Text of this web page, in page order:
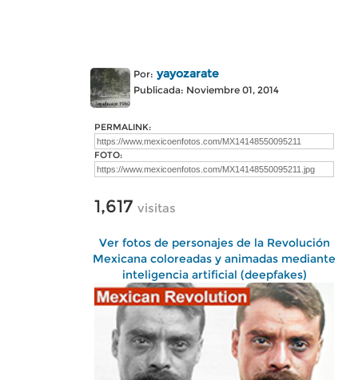
Por: yayozarate
Publicada: Noviembre 01, 2014
PERMALINK:
FOTO:
1,617 visitas
Ver fotos de personajes de la Revolución
Mexicana coloreadas y animadas mediante
inteligencia artificial (deepfakes)